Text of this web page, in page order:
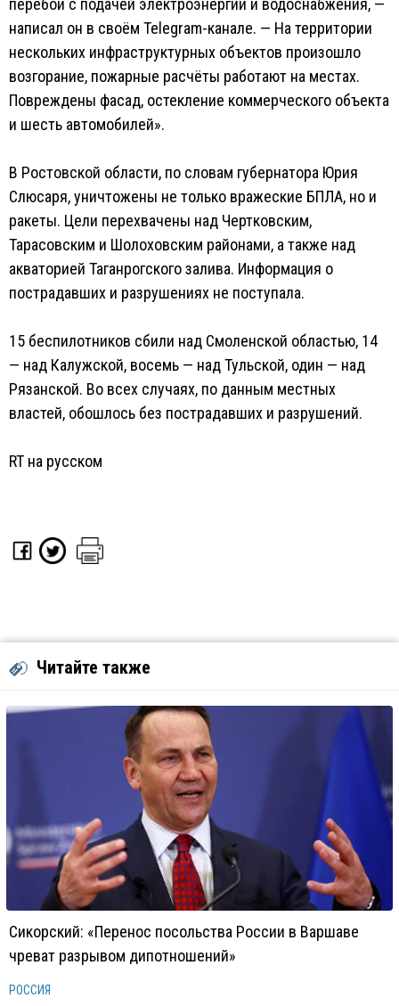
перебои с подачей электроэнергии и водоснабжения, —
написал он в своём Telegram-канале. — На территории
нескольких инфраструктурных объектов произошло
возгорание, пожарные расчёты работают на местах.
Повреждены фасад, остекление коммерческого объекта
и шесть автомобилей».
В Ростовской области, по словам губернатора Юрия
Слюсаря, уничтожены не только вражеские БПЛА, но и
ракеты. Цели перехвачены над Чертковским,
Тарасовским и Шолоховским районами, а также над
акваторией Таганрогского залива. Информация о
пострадавших и разрушениях не поступала.
15 беспилотников сбили над Смоленской областью, 14
— над Калужской, восемь — над Тульской, один — над
Рязанской. Во всех случаях, по данным местных
властей, обошлось без пострадавших и разрушений.
RT на русском
Читайте также
Сикорский: «Перенос посольства России в Варшаве
чреват разрывом дипотношений»
РОССИЯ